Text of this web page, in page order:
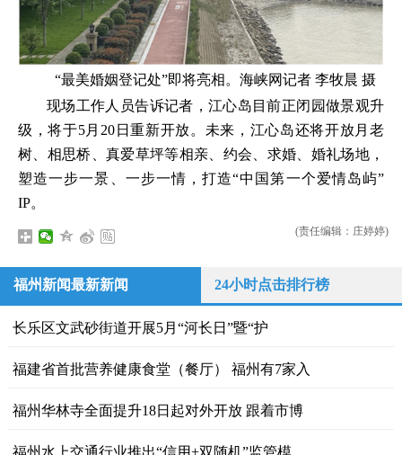
“最美婚姻登记处”即将亮相。海峡网记者 李牧晨 摄
现场工作人员告诉记者，江心岛目前正闭园做景观升
级，将于5月20日重新开放。未来，江心岛还将开放月老
树、相思桥、真爱草坪等相亲、约会、求婚、婚礼场地，
塑造一步一景、一步一情，打造“中国第一个爱情岛屿”
IP。
(责任编辑：庄婷婷)
福州新闻最新新闻 24小时点击排行榜
长乐区文武砂街道 开展5月“河长日”暨“护
福建省首批营养健康食堂（餐厅） 福州有7家入
福州华林寺全面提升18日起对外开放 跟着市博
福州水上交通行业推出“信用+双随机”监管模